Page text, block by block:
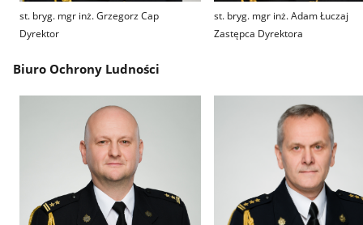
st. bryg. mgr inż. Grzegorz Cap
Dyrektor
st. bryg. mgr inż. Adam Łuczaj
Zastępca Dyrektora
Biuro Ochrony Ludności